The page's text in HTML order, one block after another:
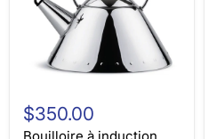
à
induction
Alessi
$350.00